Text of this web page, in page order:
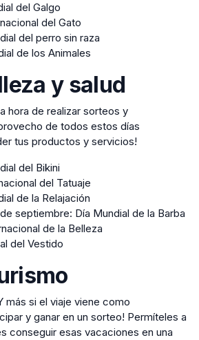
del Galgo
del Gato
del perro sin raza
de los Animales
y salud
hora de realizar sorteos y
de todos estos días
tus productos y servicios!
del Bikini
del Tatuaje
de la Relajación
septiembre: Día Mundial de la Barba
de la Belleza
del Vestido
más si el viaje viene como
y ganar en un sorteo! Permíteles a
conseguir esas vacaciones en una